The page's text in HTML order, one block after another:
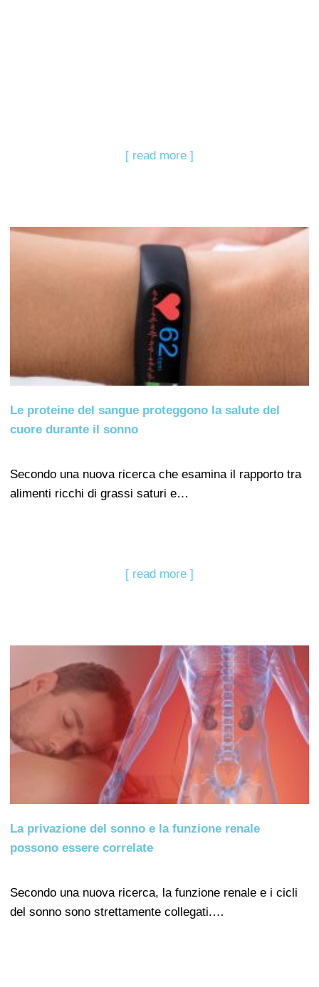
[ read more ]
Le proteine del sangue proteggono la salute del
cuore durante il sonno
Secondo una nuova ricerca che esamina il rapporto tra
alimenti ricchi di grassi saturi e…
[ read more ]
La privazione del sonno e la funzione renale
possono essere correlate
Secondo una nuova ricerca, la funzione renale e i cicli
del sonno sono strettamente collegati.…